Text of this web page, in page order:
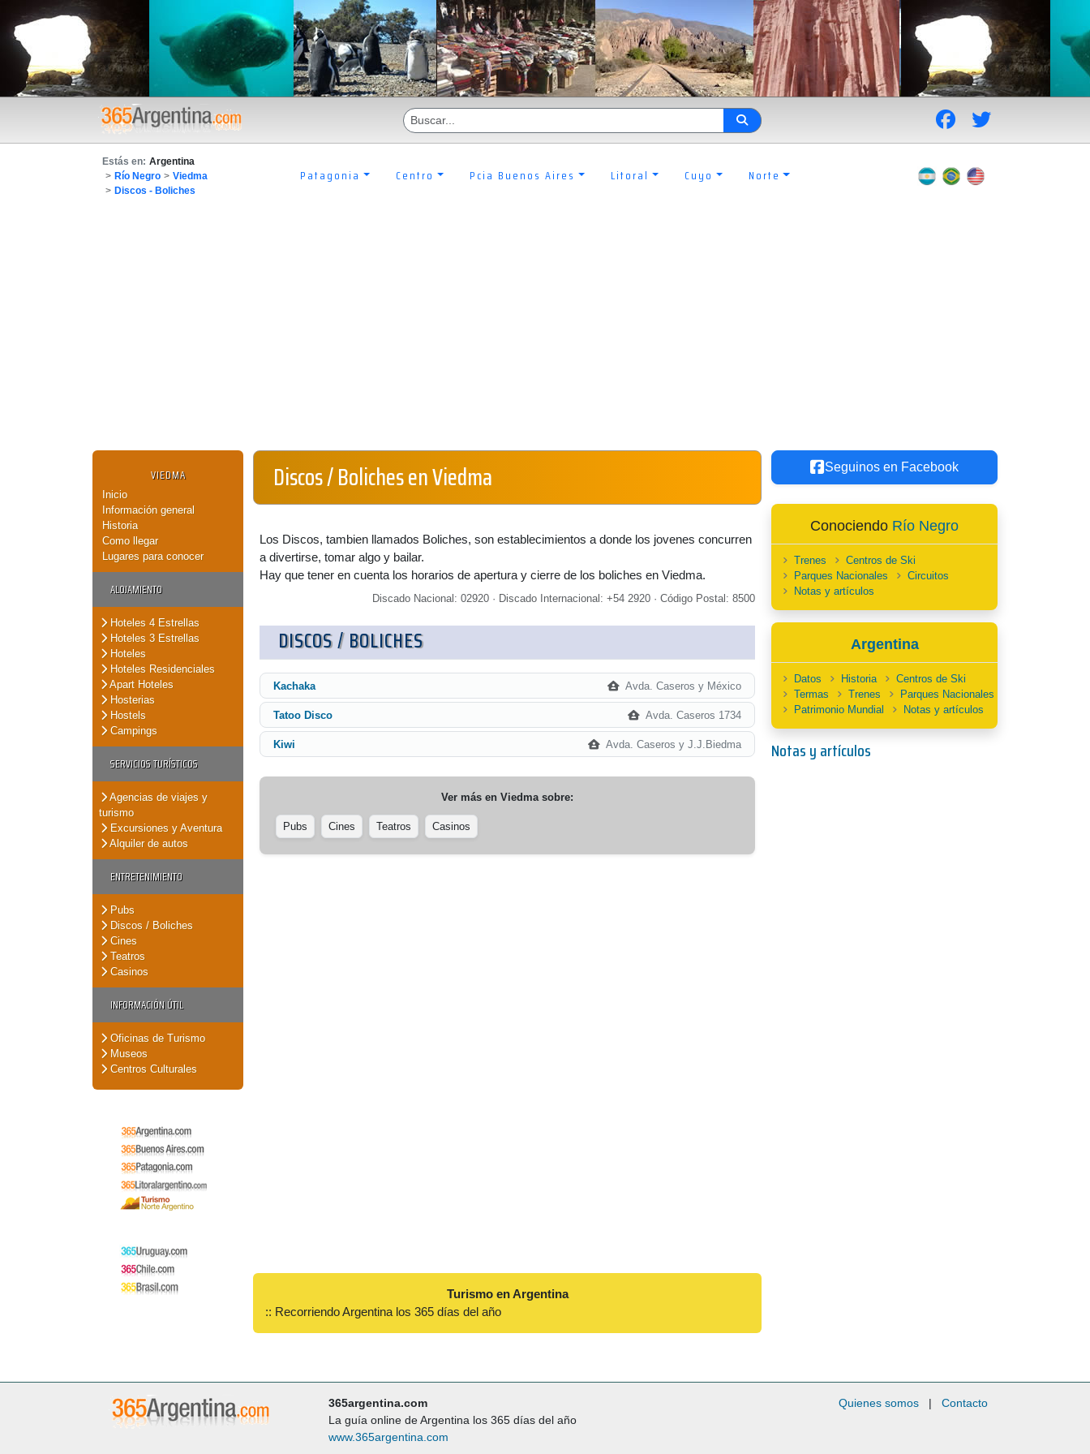
Estás en: Argentina
> Río Negro > Viedma
> Discos - Boliches
Patagonia Centro Pcia Buenos Aires Litoral Cuyo Norte
VIEDMA
Inicio
Información general
Historia
Como llegar
Lugares para conocer
ALOJAMIENTO
Hoteles 4 Estrellas
Hoteles 3 Estrellas
Hoteles
Hoteles Residenciales
Apart Hoteles
Hosterias
Hostels
Campings
SERVICIOS TURÍSTICOS
Agencias de viajes y
turismo
Excursiones y Aventura
Alquiler de autos
ENTRETENIMIENTO
Pubs
Discos / Boliches
Cines
Teatros
Casinos
INFORMACIÓN ÚTIL
Oficinas de Turismo
Museos
Centros Culturales
Discos / Boliches en Viedma
Los Discos, tambien llamados Boliches, son establecimientos a donde los jovenes concurren
a divertirse, tomar algo y bailar.
Hay que tener en cuenta los horarios de apertura y cierre de los boliches en Viedma.
Discado Nacional: 02920 · Discado Internacional: +54 2920 · Código Postal: 8500
DISCOS / BOLICHES
Kachaka Avda. Caseros y México
Tatoo Disco Avda. Caseros 1734
Kiwi Avda. Caseros y J.J.Biedma
Ver más en Viedmasobre:
Pubs Cines Teatros Casinos
Turismo en Argentina
:: Recorriendo Argentina los 365 días del año
Seguinos en Facebook
Conociendo Río Negro
Trenes
Centros de Ski
Parques Nacionales
Circuitos
Notas y artículos
Argentina
Datos Historia
Centros de Ski
Termas
Trenes
Parques Nacionales
Patrimonio Mundial
Notas y artículos
Notas y artículos
365argentina.com
La guía online de Argentina los 365 días del año
www.365argentina.com
Quienes somos | Contacto